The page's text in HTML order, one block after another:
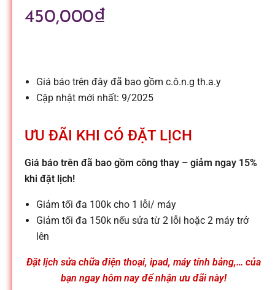
l
e
-
S
ử
a
c
450,000₫
Giá báo trên đây đã bao gồm c.ô.n.g th.a.y
Cập nhật mới nhất: 9/2025
ƯU ĐÃI KHI CÓ ĐẶT LỊCH
Giá báo trên đã bao gồm công thay – giảm ngay 15%
khi đặt lịch!
Giảm tối đa 100k cho 1 lỗi/ máy
Giảm tối đa 150k nếu sửa từ 2 lỗi hoặc 2 máy trở
lên
Đặt lịch sửa chữa điện thoại, ipad, máy tính bảng,… của
bạn ngay hôm nay để nhận ưu đãi này!